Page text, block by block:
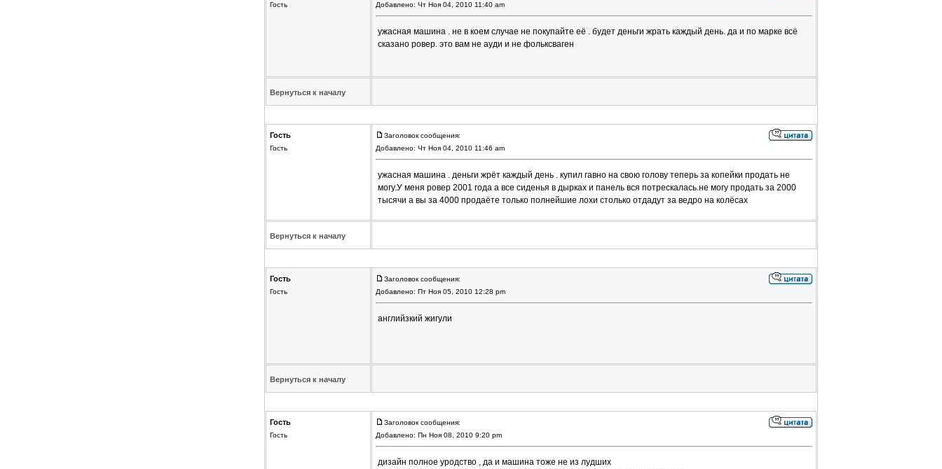
Гость
Добавлено: Чт Ноя 04, 2010 11:40 am
ужасная машина . не в коем случае не покупайте её . будет деньги жрать каждый день. да и по марке всё
сказано ровер. это вам не ауди и не фольксваген
Вернуться к началу
Гость
Гость
Заголовок сообщения:
Добавлено: Чт Ноя 04, 2010 11:46 am
ужасная машина . деньги жрёт каждый день . купил гавно на свою голову теперь за копейки продать не
могу.У меня ровер 2001 года а все сиденья в дырках и панель вся потрескалась.не могу продать за 2000
тысячи а вы за 4000 продаёте только полнейшие лохи столько отдадут за ведро на колёсах
Вернуться к началу
Гость
Гость
Заголовок сообщения:
Добавлено: Пт Ноя 05, 2010 12:28 pm
английзкий жигули
Вернуться к началу
Гость
Гость
Заголовок сообщения:
Добавлено: Пн Ноя 08, 2010 9:20 pm
дизайн полное уродство , да и машина тоже не из лудших